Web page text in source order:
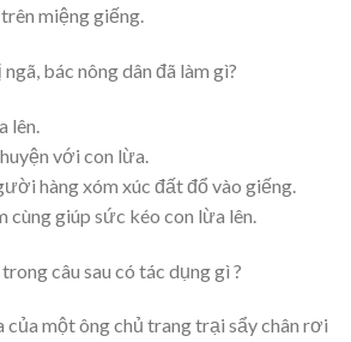
miệng giếng.
bác nông dân đã làm gì?
lên.
với con lừa.
hàng xóm xúc đất đổ vào giếng.
cùng giúp sức kéo con lừa lên.
câu sau có tác dụng gì ?
của một ông chủ trang trại sẩy chân rơi